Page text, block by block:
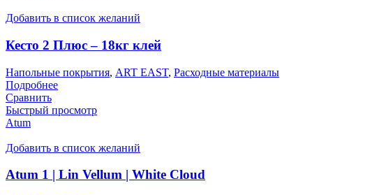
Добавить в список желаний
Кесто 2 Плюс – 18кг клей
Напольные покрытия, ART EAST, Расходные материалы
Подробнее
Сравнить
Быстрый просмотр
Atum
Добавить в список желаний
Atum 1 | Lin Vellum | White Cloud